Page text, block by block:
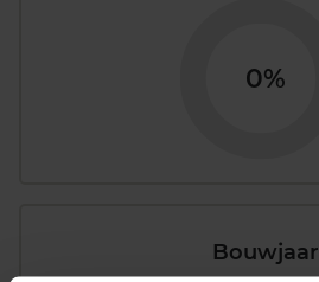
0%
Bouwjaar